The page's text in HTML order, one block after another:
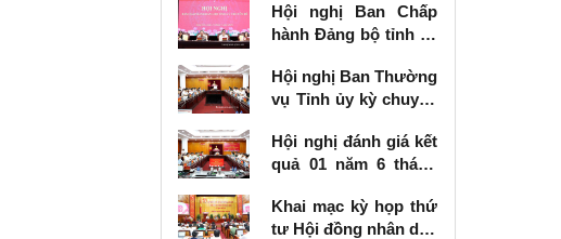
các Anh hùng liệt sĩ
tại Lạng Sơn
Hội nghị Ban Chấp
hành Đảng bộ tỉnh kỳ
Hội nghị Ban Thường
vụ Tỉnh ủy kỳ chuyên
Hội nghị đánh giá kết
quả 01 năm 6 tháng
số 57-NQ/TW
Khai mạc kỳ họp thứ
tư Hội đồng nhân dân